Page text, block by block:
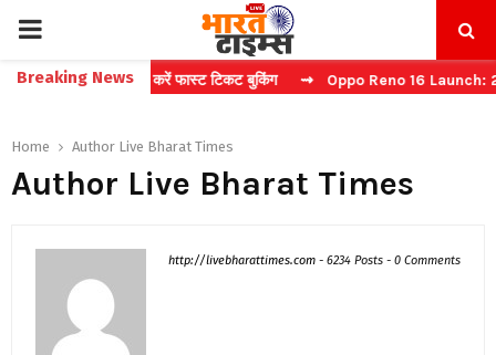
PRIMARY
MENU
Breaking News
कैप्चा करें फास्ट टिकट बुकिंग ⇝ Oppo Reno 16 Launch: 2 जुलाई को भारत में
Home Author Live Bharat Times
Author Live Bharat Times
http://livebharattimes.com - 6234 Posts - 0 Comments